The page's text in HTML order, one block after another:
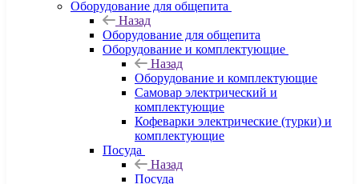
Оборудование для общепита
Назад
Оборудование для общепита
Оборудование и комплектующие
Назад
Оборудование и комплектующие
Самовар электрический и
комплектующие
Кофеварки электрические (турки) и
комплектующие
Посуда
Назад
Посуда